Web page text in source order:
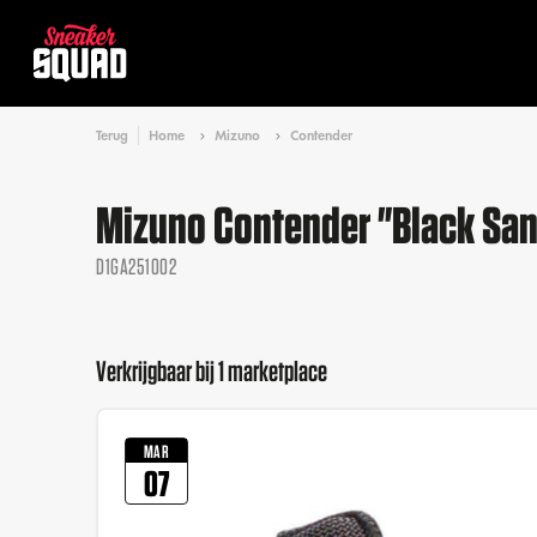
Terug Home Mizuno Contender
Mizuno Contender "Black
D1GA251002
Verkrijgbaar bij 1 marketplace
MAR
07